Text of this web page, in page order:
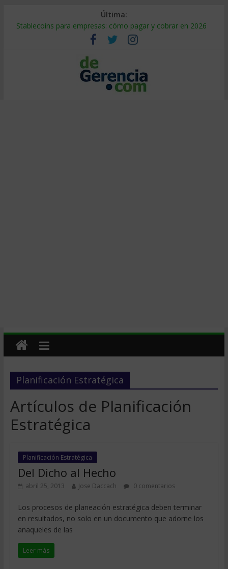
Última:
Stablecoins para empresas: cómo pagar y cobrar en 2026
Despido silencioso: qué es y por qué sale tan caro
IA en selección de personal: cómo auditarla a tiempo
Trabajo forzoso en la cadena de suministro: qué hacer
Mercado hispano de EE. UU.: cómo segmentarlo y venderle
Planificación Estratégica
Artículos de Planificación
Estratégica
Planificación Estratégica
Del Dicho al Hecho
abril 25, 2013 Jose Daccach 0 comentarios
Los procesos de planeación estratégica deben terminar
en resultados, no solo en un documento que adorne los
anaqueles de las
Leer más